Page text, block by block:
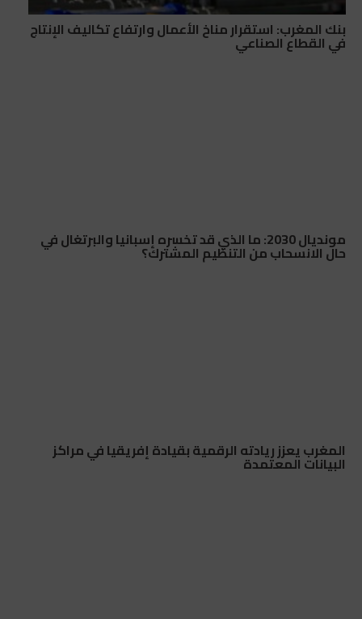
بنك المغرب: استقرار مناخ الأعمال وارتفاع تكاليف الإنتاج
في القطاع الصناعي
مونديال 2030: ما الذي قد تخسره إسبانيا والبرتغال في
حال الانسحاب من التنظيم المشترك؟
المغرب يعزز ريادته الرقمية بقيادة إفريقيا في مراكز
البيانات المعتمدة